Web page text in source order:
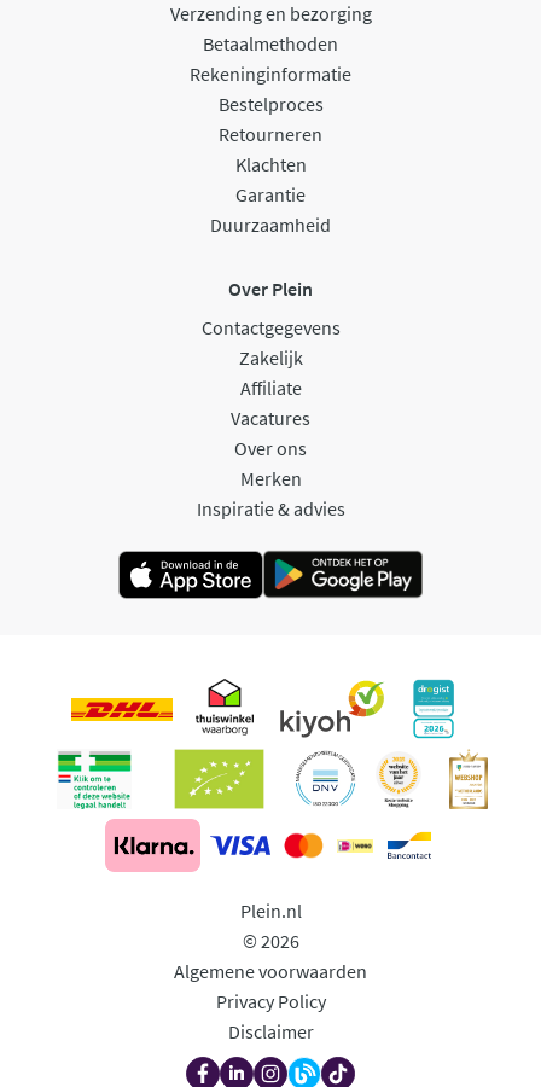
Verzending en bezorging
Betaalmethoden
Rekeninginformatie
Bestelproces
Retourneren
Klachten
Garantie
Duurzaamheid
Over Plein
Contactgegevens
Zakelijk
Affiliate
Vacatures
Over ons
Merken
Inspiratie & advies
Plein.nl
© 2026
Algemene voorwaarden
Privacy Policy
Disclaimer